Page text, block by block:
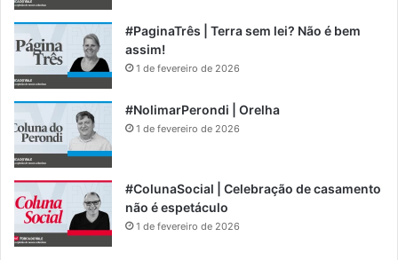
#PaginaTrês | Terra sem lei? Não é bem
assim!
1 de fevereiro de 2026
#NolimarPerondi | Orelha
1 de fevereiro de 2026
#ColunaSocial | Celebração de casamento
não é espetáculo
1 de fevereiro de 2026